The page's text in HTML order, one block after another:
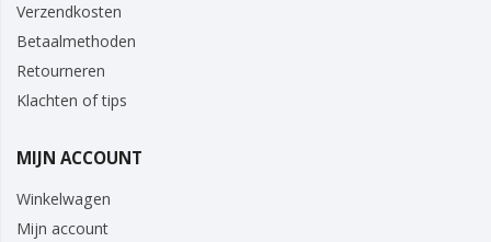
Verzendkosten
Betaalmethoden
Retourneren
Klachten of tips
MIJN ACCOUNT
Winkelwagen
Mijn account